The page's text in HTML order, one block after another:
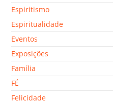
Espiritismo
Espiritualidade
Eventos
Exposições
Família
FÉ
Felicidade